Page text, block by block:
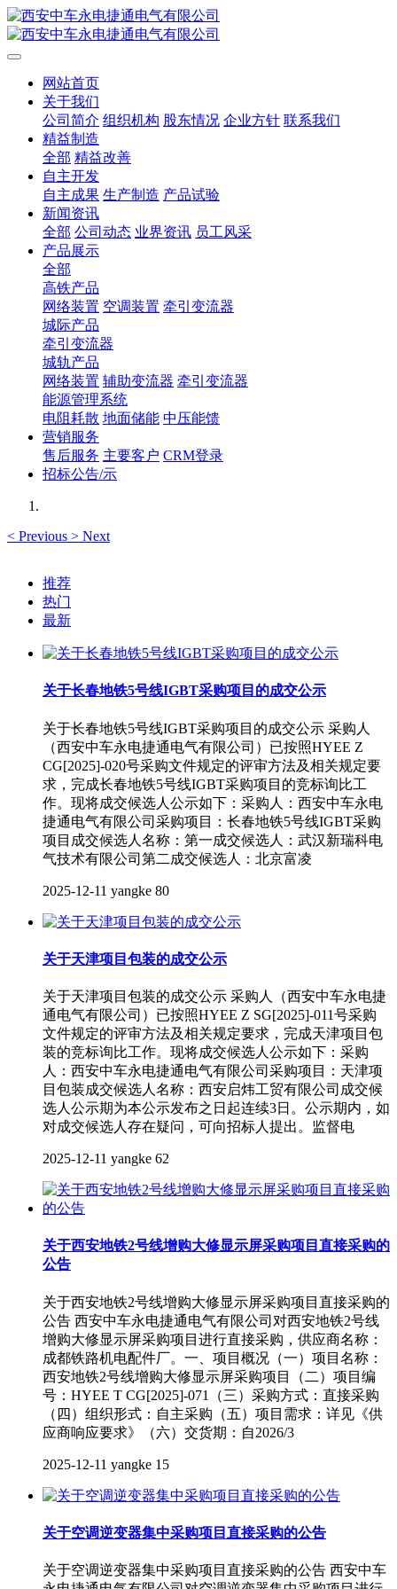
网站首页
关于我们
公司简介 组织机构 股东情况 企业方针 联系我们
精益制造
全部 精益改善
自主开发
自主成果 生产制造 产品试验
新闻资讯
全部 公司动态 业界资讯 员工风采
产品展示
全部
高铁产品
网络装置 空调装置 牵引变流器
城际产品
牵引变流器
城轨产品
网络装置 辅助变流器 牵引变流器
能源管理系统
电阻耗散 地面储能 中压能馈
营销服务
售后服务 主要客户 CRM登录
招标公告/示
< Previous > Next
推荐
热门
最新
关于长春地铁5号线IGBT采购项目的成交公示
关于长春地铁5号线IGBT采购项目的成交公示 采购人
（西安中车永电捷通电气有限公司）已按照HYEE Z
CG[2025]-020号采购文件规定的评审方法及相关规定要
求，完成长春地铁5号线IGBT采购项目的竞标询比工
作。现将成交候选人公示如下：采购人：西安中车永电
捷通电气有限公司采购项目：长春地铁5号线IGBT采购
项目成交候选人名称：第一成交候选人：武汉新瑞科电
气技术有限公司第二成交候选人：北京富凌
2025-12-11 yangke 80
关于天津项目包装的成交公示
关于天津项目包装的成交公示 采购人（西安中车永电捷
通电气有限公司）已按照HYEE Z SG[2025]-011号采购
文件规定的评审方法及相关规定要求，完成天津项目包
装的竞标询比工作。现将成交候选人公示如下：采购
人：西安中车永电捷通电气有限公司采购项目：天津项
目包装成交候选人名称：西安启炜工贸有限公司成交候
选人公示期为本公示发布之日起连续3日。公示期内，如
对成交候选人存在疑问，可向招标人提出。监督电
2025-12-11 yangke 62
关于西安地铁2号线增购大修显示屏采购项目直接采购的
公告
关于西安地铁2号线增购大修显示屏采购项目直接采购的
公告 西安中车永电捷通电气有限公司对西安地铁2号线
增购大修显示屏采购项目进行直接采购，供应商名称：
成都铁路机电配件厂。一、项目概况（一）项目名称：
西安地铁2号线增购大修显示屏采购项目（二）项目编
号：HYEE T CG[2025]-071（三）采购方式：直接采购
（四）组织形式：自主采购（五）项目需求：详见《供
应商响应要求》（六）交货期：自2026/3
2025-12-11 yangke 15
​关于空调逆变器集中采购项目直接采购的公告
关于空调逆变器集中采购项目直接采购的公告 西安中车